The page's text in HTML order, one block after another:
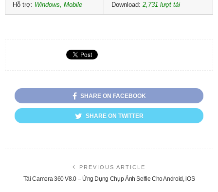
Hỗ trợ: Windows, Mobile Download: 2,731 lượt tải
SHARE ON FACEBOOK
SHARE ON TWITTER
PREVIOUS ARTICLE
Tải Camera 360 V8.0 – Ứng Dụng Chụp Ảnh Selfie Cho Android, iOS